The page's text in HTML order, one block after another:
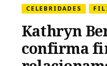
CELEBRIDADES
Kathryn
confirma